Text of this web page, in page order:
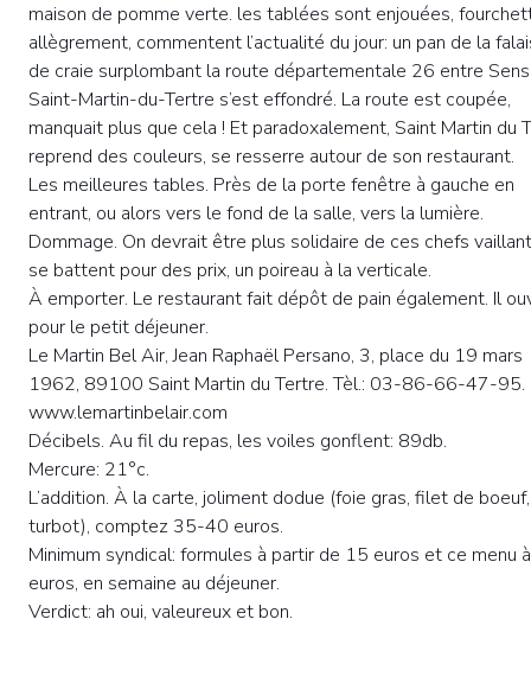
maison de pomme verte. les tablées sont enjouées,
allègrement, commentent l’actualité du jour: un pan de la
de craie surplombant la route départementale 26 entre
Saint-Martin-du-Tertre s’est effondré. La route est coupée,
manquait plus que cela ! Et paradoxalement, Saint Martin du
reprend des couleurs, se resserre autour de son restaurant.
Les meilleures tables. Près de la porte fenêtre à gauche en
entrant, ou alors vers le fond de la salle, vers la lumière.
Dommage. On devrait être plus solidaire de ces chefs
se battent pour des prix, un poireau à la verticale.
À emporter. Le restaurant fait dépôt de pain également. Il
pour le petit déjeuner.
Le Martin Bel Air, Jean Raphaël Persano, 3, place du 19 mars
1962, 89100 Saint Martin du Tertre. Tèl.: 03-86-66-47-95.
www.lemartinbelair.com
Décibels. Au fil du repas, les voiles gonflent: 89db.
Mercure: 21°c.
L’addition. À la carte, joliment dodue (foie gras, filet de boeuf,
turbot), comptez 35-40 euros.
Minimum syndical: formules à partir de 15 euros et ce menu
euros, en semaine au déjeuner.
Verdict: ah oui, valeureux et bon.